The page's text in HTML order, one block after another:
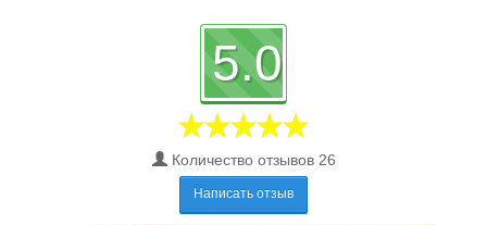
5.0
Количество отзывов 26
Написать отзыв